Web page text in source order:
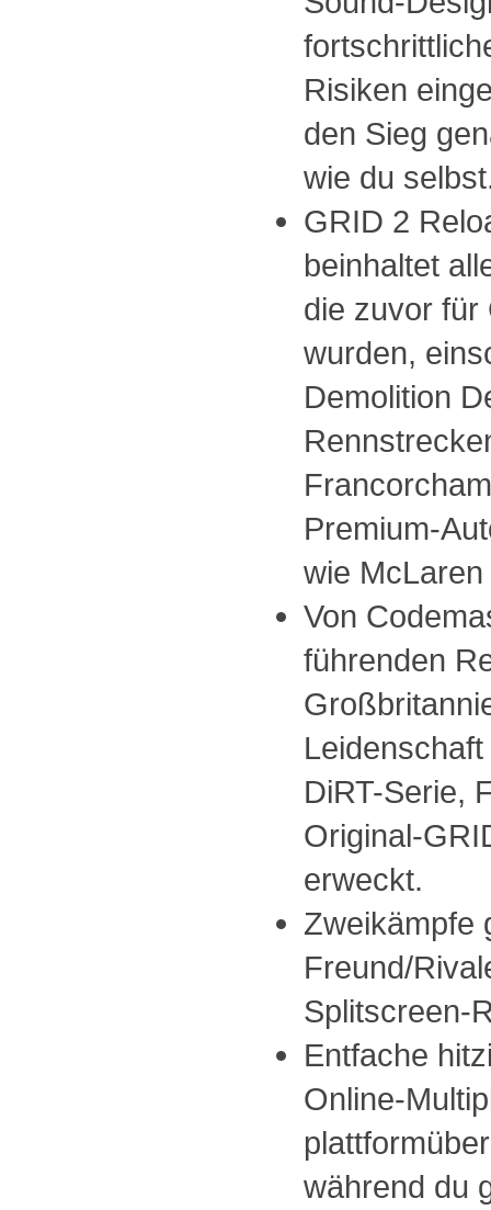
Risiken
den Sieg
wie du
GRID 2
beinhaltet
die zuvor für
wurden,
Demolition
Premium-
wie
Von
führenden
DiRT-Serie,
Original-
erweckt.
Zweikämpfe
Freund/
Splitscreen-
Entfache
Online-
während du